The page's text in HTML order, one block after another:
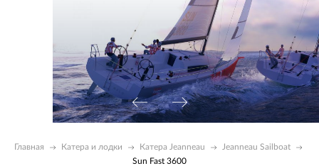
Главная Катера и лодки Катера Jeanneau
Jeanneau Sailboat
Sun Fast 3600